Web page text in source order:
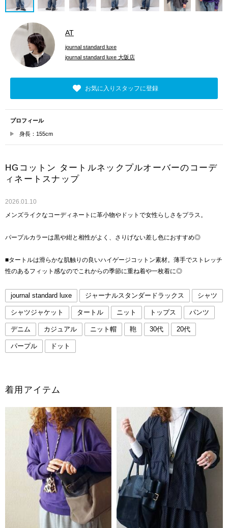
AT
journal standard luxe
journal standard luxe 大阪店
お気に入りスタッフに登録
プロフィール
身長：155cm
HGコットン タートルネックプルオーバーのコーデ
ィネートスナップ
2026.01.10
メンズライクなコーディネートに革小物やドットで女性らしさをプラス。
パープルカラーは黒や紺と相性がよく、さりげない差し色におすすめ◎
■タートルは滑らかな肌触りの良いハイゲージコットン素材。薄手でストレッチ
性のあるフィット感なのでこれからの季節に重ね着や一枚着に◎
journal standard luxe ジャーナルスタンダードラックス シャツ
シャツジャケット タートル ニット トップス パンツ
デニム カジュアル ニット帽 鞄 30代 20代
パープル ドット
着用アイテム